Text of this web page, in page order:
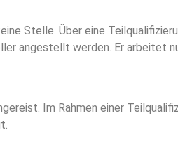
Stelle. Über eine
angestellt werden. Er arbeitet
Im Rahmen einer